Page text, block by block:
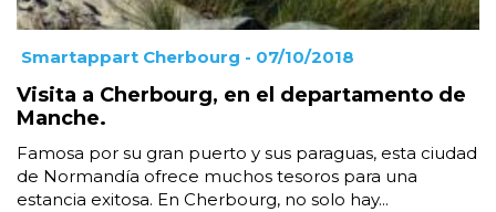
Smartappart Cherbourg - 07/10/2018
Visita a Cherbourg, en el departamento de
Manche.
Famosa por su gran puerto y sus paraguas, esta ciudad
de Normandía ofrece muchos tesoros para una
estancia exitosa. En Cherbourg, no solo hay...